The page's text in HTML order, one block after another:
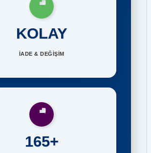
KOLAY
İADE & DEĞİŞİM
165+